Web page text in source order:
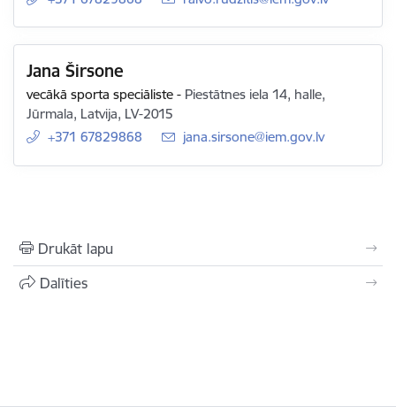
Jana Širsone
vecākā sporta speciāliste - Piestātnes iela 14, halle,
Jūrmala, Latvija, LV-2015
+371 67829868
E-pasts:
jana.sirsone@iem.gov.lv
Drukāt lapu
Dalīties